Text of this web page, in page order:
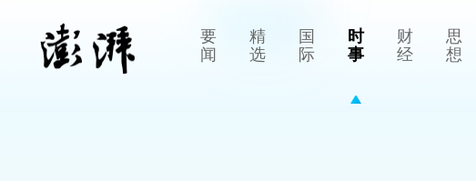
要
闻
精
选
国
际
时
事
财
经
思
想